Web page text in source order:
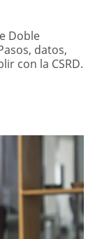
Doble
datos,
con la CSRD.